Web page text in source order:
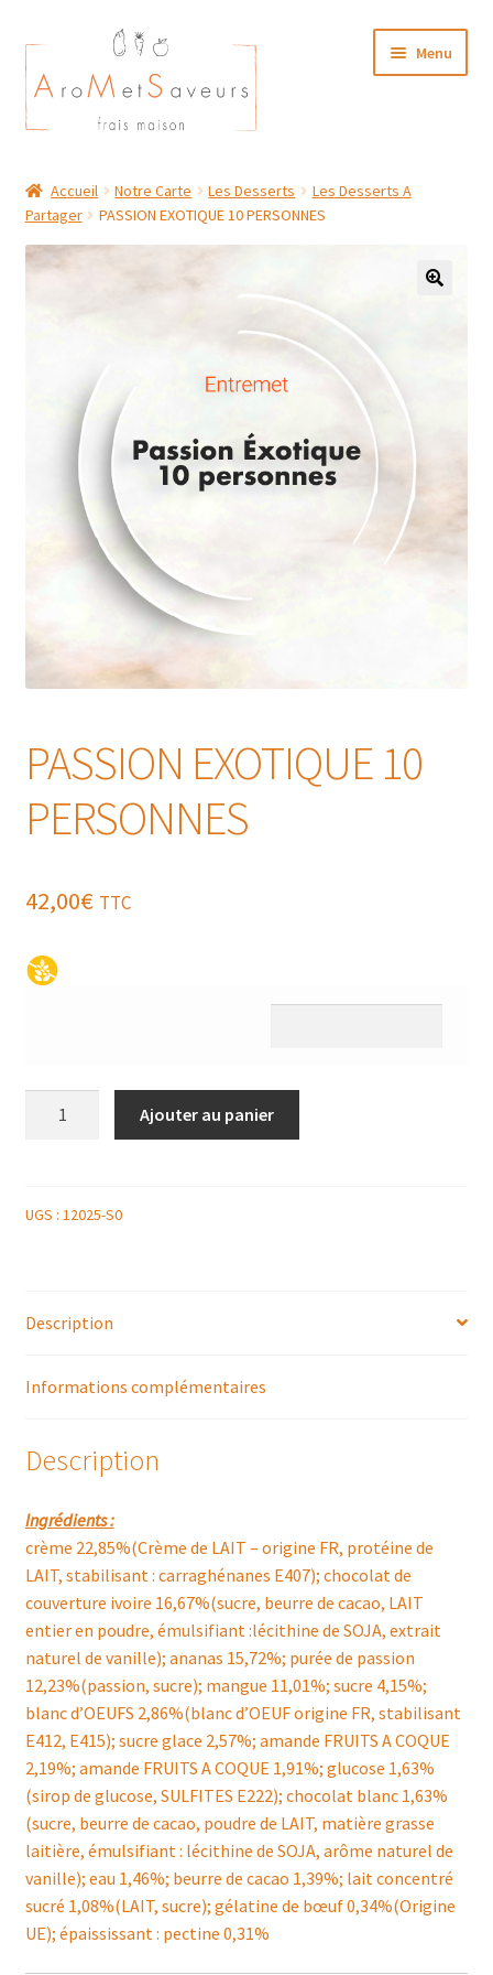
Aller
à
la
navigation
Aller
au
contenu
Menu
Plat du Jour/ Menu Week end
NOS BOUTIQUES
Accueil Notre Carte Les Desserts
Les Desserts A
Partager
PASSION EXOTIQUE 10 PERSONNES
PASSION EXOTIQUE 10
PERSONNES
42,00€ TTC
10
Ajouter au panier
UGS : 12025-S0
Description
Informations complémentaires
Description
Ingrédients :
crème 22,85%(Crème de LAIT – origine FR, protéine de
LAIT, stabilisant : carraghénanes E407); chocolat de
couverture ivoire 16,67%(sucre, beurre de cacao, LAIT
entier en poudre, émulsifiant :lécithine de SOJA, extrait
naturel de vanille); ananas 15,72%; purée de passion
12,23%(passion, sucre); mangue 11,01%; sucre 4,15%;
blanc d’OEUFS 2,86%(blanc d’OEUF origine FR, stabilisant
E412, E415); sucre glace 2,57%; amande FRUITS A COQUE
2,19%; amande FRUITS A COQUE 1,91%; glucose 1,63%
(sirop de glucose, SULFITES E222); chocolat blanc 1,63%
(sucre, beurre de cacao, poudre de LAIT, matière grasse
laitière, émulsifiant : lécithine de SOJA, arôme naturel de
vanille); eau 1,46%; beurre de cacao 1,39%; lait concentré
sucré 1,08%(LAIT, sucre); gélatine de bœuf 0,34%(Origine
UE); épaississant : pectine 0,31%